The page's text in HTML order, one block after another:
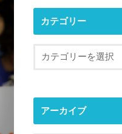
カテゴリー
アーカイブ